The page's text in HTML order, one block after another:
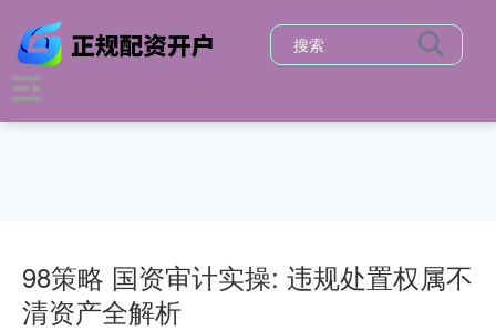
98策略 国资审计实操: 违规处置权属不
清资产全解析